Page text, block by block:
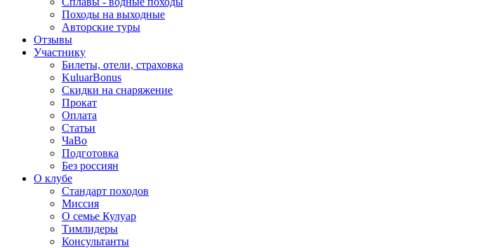
Походы на выходные
Авторские туры
Отзывы
Участнику
Билеты, отели, страховка
KuluarBonus
Скидки на снаряжение
Прокат
Оплата
Статьи
ЧаВо
Подготовка
Без россиян
О клубе
Стандарт походов
Миссия
О семье Кулуар
Тимлидеры
Консультанты